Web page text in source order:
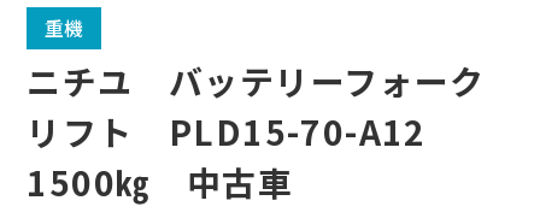
重機
ニチユ バッテリーフォーク
リフト PLD15-70-A12
1500㎏ 中古車